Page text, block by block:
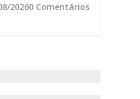
20260 Comentários